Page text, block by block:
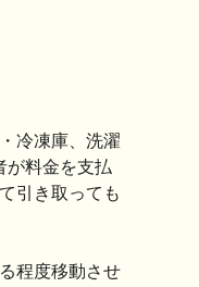
冷凍庫、洗濯
が料金を支払
引き取っても
程度移動させ